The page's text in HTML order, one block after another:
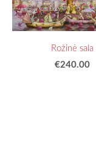
Rožinė sala
€240.00